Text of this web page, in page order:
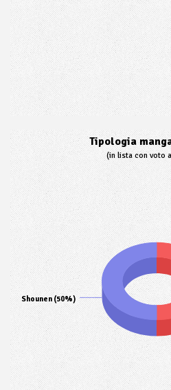
Tipologia
(in lista con voto
Shounen (50%)